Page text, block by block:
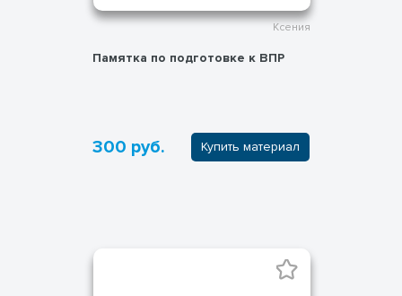
Ксения
Памятка по подготовке к ВПР
300 руб. Купить материал